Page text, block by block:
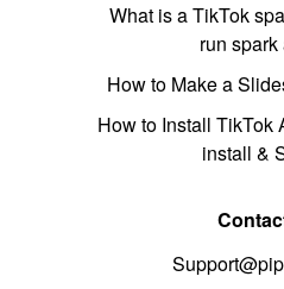
What is a TikTok
run spark
How to Make a
How to Install TikTok
install &